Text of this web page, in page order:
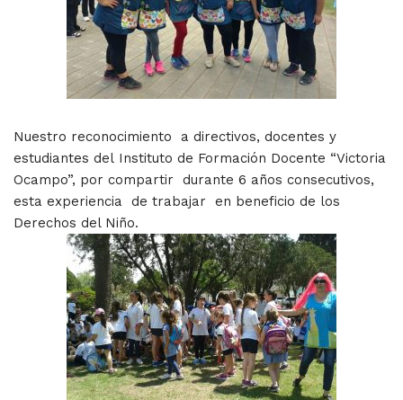
Nuestro reconocimiento a directivos, docentes y
estudiantes del Instituto de Formación Docente “Victoria
Ocampo”, por compartir durante 6 años consecutivos,
esta experiencia de trabajar en beneficio de los
Derechos del Niño.